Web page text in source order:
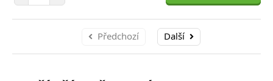
Předchozí Další